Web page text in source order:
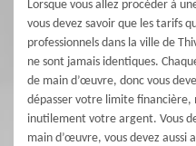
Lorsque vous allez procéder à
vous devez savoir que les tarifs
professionnels dans la ville de
ne sont jamais identiques.
de main d’œuvre, donc vous
dépasser votre limite financière,
inutilement votre argent. Vous
main d’œuvre, vous devez aussi